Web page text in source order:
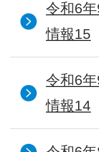
令和6
情報15
令和6
情報14